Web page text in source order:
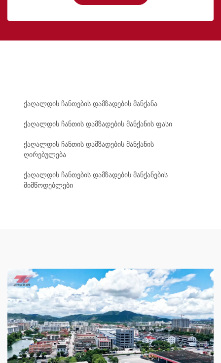
ქაღალდის ჩანთების დამზადების მანქანა
ქაღალდის ჩანთის დამზადების მანქანის ფასი
ქაღალდის ჩანთის დამზადების მანქანის
ღირებულება
ქაღალდის ჩანთების დამზადების მანქანების
მიმწოდებლები